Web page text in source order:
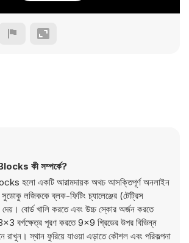
কী সম্পর্কে?
হলো একটি আরামদায়ক অথচ আসক্তিপূর্ণ অনলাইন
লজিককে ব্লক-ফিটিং চ্যালেঞ্জের (টেট্রিস
দেয়। বোর্ড খালি করতে এবং উচ্চ স্কোর অর্জন করতে
বর্গক্ষেত্র পূরণ করতে 9×9 গ্রিডের উপর বিভিন্ন
রাখুন। স্থান ফুরিয়ে যাওয়া এড়াতে কৌশল এবং পরিকল্পনা